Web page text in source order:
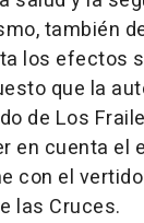
también
los efectos
que la
de Los
en cuenta el
con el
las Cruces.